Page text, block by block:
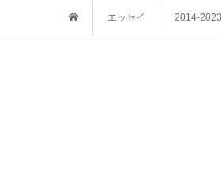
エッセイ 2014-2023